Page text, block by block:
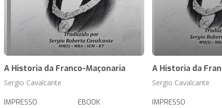
A Historia da Franco-Maçonaria
Sergio Cavalcante
IMPRESSO EBOOK
A Historia da
Sergio Cavalcante
IMPRESSO